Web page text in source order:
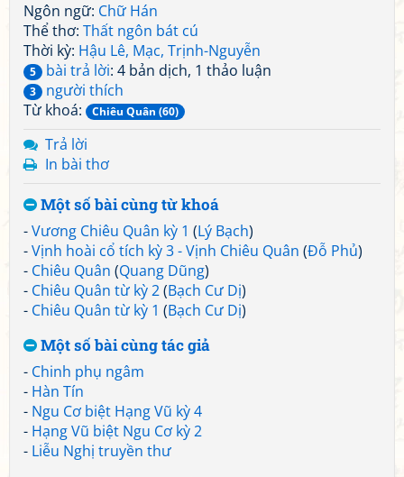
Ngôn ngữ: Chữ Hán
Thể thơ: Thất ngôn bát cú
Thời kỳ: Hậu Lê, Mạc, Trịnh-Nguyễn
5 bài trả lời: 4 bản dịch, 1 thảo luận
3
người thích
Từ khoá:
Chiêu Quân (60)
Trả lời
In bài thơ
Một số bài cùng từ khoá
-Vương Chiêu Quân kỳ 1 (Lý Bạch)
-Vịnh hoài cổ tích kỳ 3 - Vịnh Chiêu Quân (Đỗ Phủ)
- Chiêu Quân (Quang Dũng)
- Chiêu Quân từ kỳ 2(Bạch Cư Dị)
- Chiêu Quân từ kỳ 1 (Bạch Cư Dị)
Một số bài cùng tác giả
- Chinh phụ ngâm
- Hàn Tín
- Ngu Cơ biệt Hạng Vũ kỳ 4
- Hạng Vũ biệt Ngu Cơ kỳ 2
- Liễu Nghị truyền thư